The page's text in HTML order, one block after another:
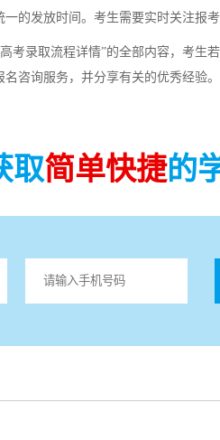
的发放时间。考生需要实时关注报
考录取流程详情”的全部内容，考生
咨询服务，并分享有关的优秀经验。
取简单快捷的